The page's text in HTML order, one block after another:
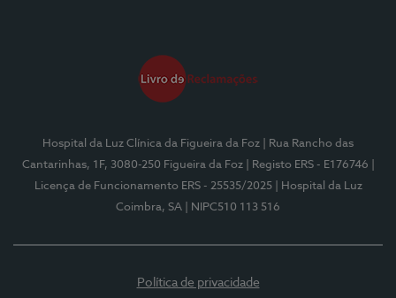
Hospital da Luz Clínica da Figueira da Foz
| Rua Rancho das
Cantarinhas, 1F, 3080-250 Figueira da Foz
| Registo ERS - E176746
Licença de Funcionamento ERS - 25535/2025
| Hospital da Luz
Coimbra, SA
| NIPC510 113 516
Política de privacidade